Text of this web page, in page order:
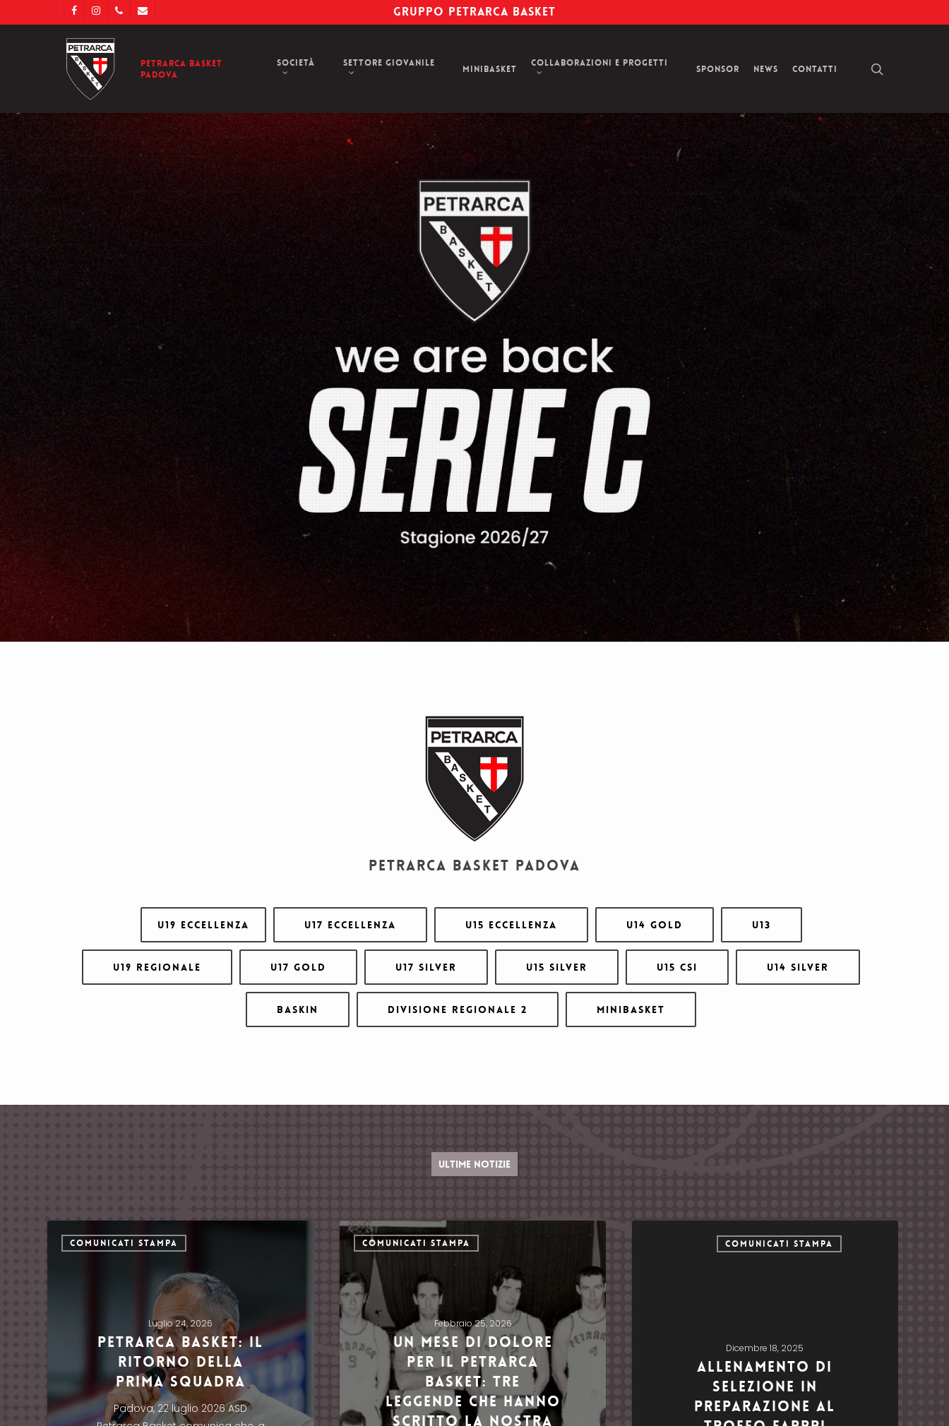
to
facebookinstagramphoneemail GRUPPO PETRARCA BASKET
Petrarca Basket
Padova
Società Settore Giovanile
Minibasket
Collaborazioni e Progetti
Sponsor News Contatti
PETRARCA BASKET PADOVA
U19 Eccellenza U17 Eccellenza U15 Eccellenza U14 Gold U13
U19 Regionale U17 Gold U17 Silver U15 Silver U15 CSI U14 Silver
Baskin Divisione Regionale 2 Minibasket
ULTIME NOTIZIE
COMUNICATI STAMPA
Luglio 24, 2026
Petrarca Basket: Il
Ritorno della
Prima Squadra
Padova, 22 luglio 2026 ASD
COMUNICATI STAMPA
Febbraio 25, 2026
Un mese di dolore
per il Petrarca
Basket: tre
leggende che hanno
scritto la nostra
COMUNICATI STAMPA
Dicembre 18, 2025
Allenamento di
selezione in
preparazione al